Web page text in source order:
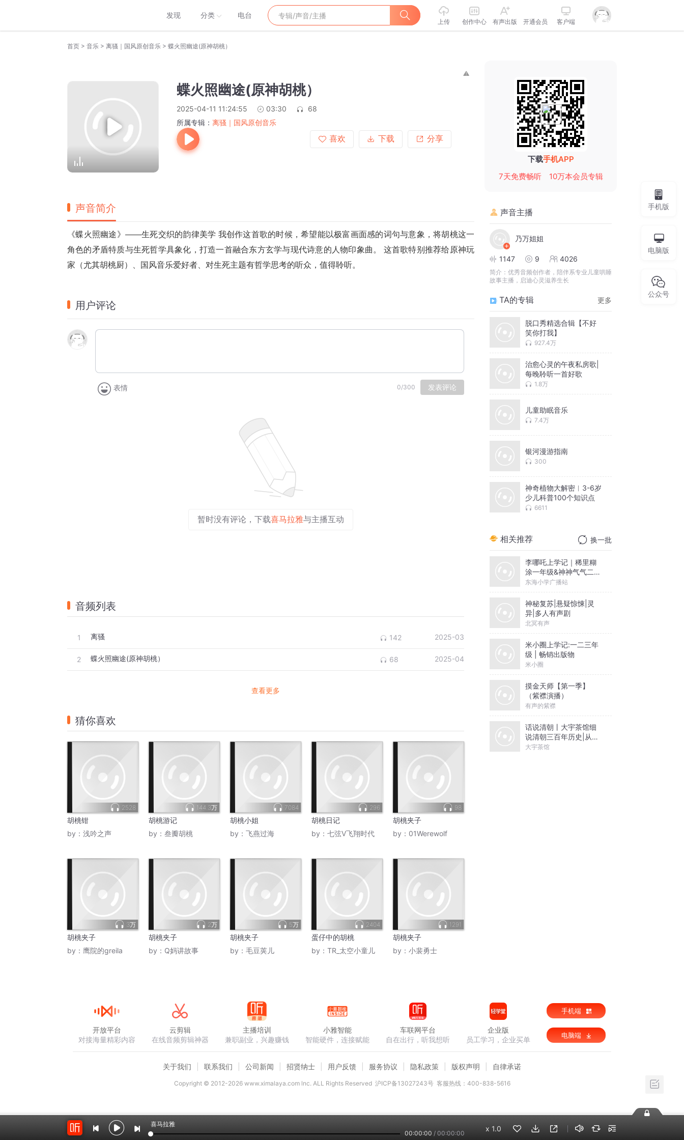
发现 分类 电台
上传 创作中心 有声出版 开通会员 客户端
首页 > 音乐 > 离骚｜国风原创音乐 > 蝶火照幽途(原神胡桃）
蝶火照幽途(原神胡桃）
2025-04-11 11:24:55 03:30
68
所属专辑： 离骚｜国风原创音乐
喜欢
下载 分享
声音简介
《蝶火照幽途》——生死交织的韵律美学 我创作这首歌的时候，希望能以极富画面感的词句与意象，将胡桃这一
角色的矛盾特质与生死哲学具象化，打造一首融合东方玄学与现代诗意的人物印象曲。 这首歌特别推荐给原神玩
家（尤其胡桃厨）、国风音乐爱好者、对生死主题有哲学思考的听众，值得聆听。
用户评论
表情 0/300 发表评论
暂时没有评论，下载喜马拉雅与主播互动
音频列表
1 离骚 142 2025-03
2 蝶火照幽途(原神胡桃） 68 2025-04
查看更多
猜你喜欢
2528
胡桃钳
by： 浅吟之声
144.3万
胡桃游记
by： 叁瓣胡桃
7084
胡桃小姐
by： 飞燕过海
296
胡桃日记
by： 七弦V飞翔时代
98
胡桃夹子
by： 01Werewolf
3万
胡桃夹子
by： 鹰院的greila
2万
胡桃夹子
by： Q妈讲故事
5万
胡桃夹子
by： 毛豆荚儿
2404
蛋仔中的胡桃
by： TR_太空小童儿
1291
胡桃夹子
by： 小裴勇士
下载手机APP
7天免费畅听
10万本会员专辑
声音主播
乃万姐姐
1147 9 4026
简介： 优秀音频创作者，陪伴系专业儿童哄睡
故事主播，启迪心灵滋养生长
TA的专辑 更多
脱口秀精选合辑【不好
笑你打我】
927.4万
治愈心灵的午夜私房歌|
每晚聆听一首好歌
1.8万
儿童助眠音乐
7.4万
银河漫游指南
300
神奇植物大解密︱3-6岁
少儿科普100个知识点
6611
相关推荐 换一批
李哪吒上学记｜稀里糊
涂一年级&神神气气二年
级
东海小学广播站
神秘复苏|悬疑惊悚|灵
异|多人有声剧
北冥有声
米小圈上学记:一二三年
级 | 畅销出版物
米小圈
摸金天师【第一季】
（紫襟演播）
有声的紫襟
话说清朝丨大宇茶馆细
说清朝三百年历史|从努
尔哈赤到末代皇帝溥仪|
大宇茶馆
手机版
电脑版
公众号
喜马拉雅
00:00:00 / 00:00:00
x 1.0
开放平台
对接海量精彩内容
云剪辑
在线音频剪辑神器
主播培训
兼职副业，兴趣赚钱
小雅智能
智能硬件，连接赋能
车联网平台
自在出行，听我想听
企业版
员工学习，企业买单
手机端
电脑端
关于我们 联系我们 公司新闻 招贤纳士 用户反馈 服务协议 隐私政策 版权声明 自律承诺
Copyright © 2012-2026www.ximalaya.com lnc. ALL Rights Reserved 沪ICP备13027243号 客服热线：400-838-5616